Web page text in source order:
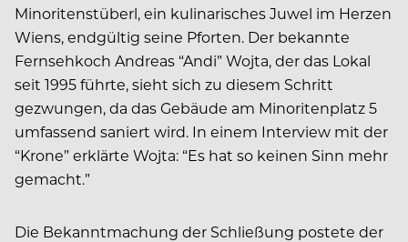
Minoritenstüberl, ein kulinarisches Juwel im Herzen
Wiens, endgültig seine Pforten. Der bekannte
Fernsehkoch Andreas “Andi” Wojta, der das Lokal
seit 1995 führte, sieht sich zu diesem Schritt
gezwungen, da das Gebäude am Minoritenplatz 5
umfassend saniert wird. In einem Interview mit der
“Krone” erklärte Wojta: “Es hat so keinen Sinn mehr
gemacht.”
Die Bekanntmachung der Schließung postete der